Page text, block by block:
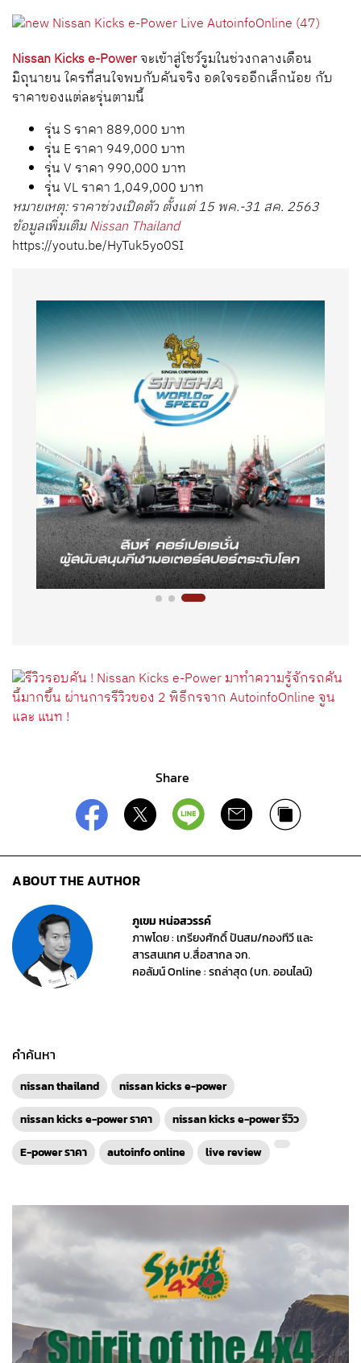
Nissan Kicks e-Powerจะเข้าสู่โชว์รูมในช่วงกลางเดือน
มิถุนายน ใครที่สนใจพบกับคันจริง อดใจรออีกเล็กน้อย กับ
ราคาของแต่ละรุ่นตามนี้
รุ่น S ราคา 889,000 บาท
รุ่น E ราคา 949,000 บาท
รุ่น V ราคา 990,000 บาท
รุ่น VL ราคา 1,049,000 บาท
หมายเหตุ: ราคาช่วงเปิดตัว ตั้งแต่ 15 พค.-31 สค. 2563
ข้อมูลเพิ่มเติมNissan Thailand
https://youtu.be/HyTuk5yo0SI
Share
ABOUT THE AUTHOR
ภูเขม หน่อสวรรค์
ภาพโดย : เกรียงศักดิ์ ปันสม/กองทีวี และ
สารสนเทศ บ.สื่อสากล จก.
คอลัมน์ Online : รถล่าสุด (บก. ออนไลน์)
คำค้นหา
nissan thailand
nissan kicks e-power
nissan kicks e-power ราคา
nissan kicks e-power รีวิว
E-power ราคา
autoinfo online live review